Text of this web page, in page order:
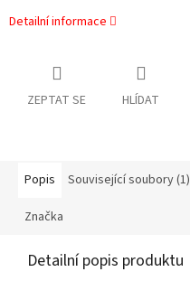
Detailní informace
ZEPTAT SE HLÍDAT
Popis Související soubory (1)
Značka
Detailní popis produktu